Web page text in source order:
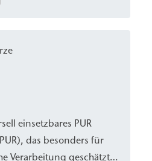
entsteht eine
eignet sich WEBAC
sowie im
einsetzbares PUR
das besonders für
Verarbeitung geschätzt